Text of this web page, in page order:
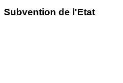
Subvention de l'Etat